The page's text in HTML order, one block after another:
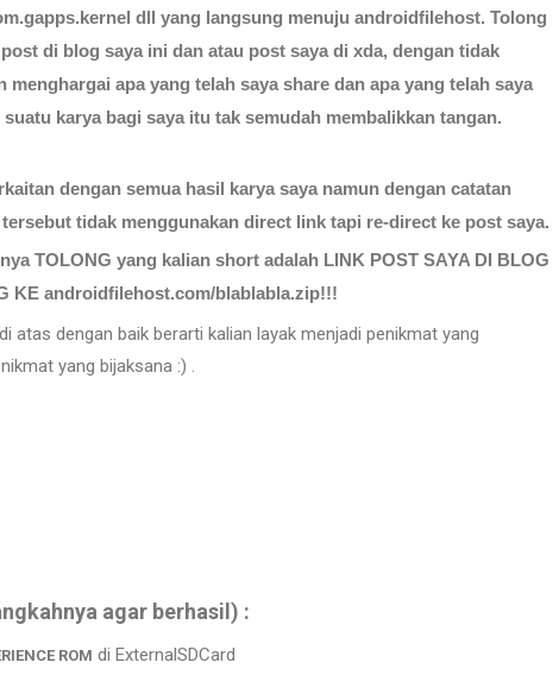
dll yang langsung menuju androidfilehost. Tolong
di blog saya ini dan atau post saya di xda, dengan tidak
apa yang telah saya share dan apa yang telah saya
karya bagi saya itu tak semudah membalikkan tangan.
dengan semua hasil karya saya namun dengan catatan
tidak menggunakan direct link tapi re-direct ke post saya.
TOLONG yang kalian short adalah LINK POST SAYA DI BLOG
KE androidfilehost.com/blablabla.zip!!!
dengan baik berarti kalian layak menjadi penikmat yang
yang bijaksana :) .
agar berhasil) :
ROM di ExternalSDCard